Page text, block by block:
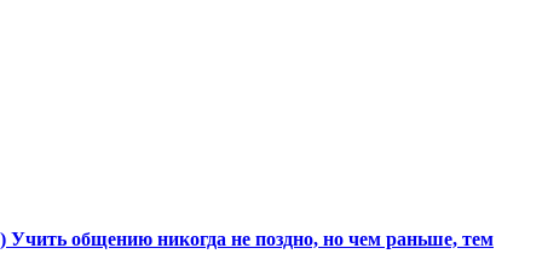
общению никогда не поздно, но чем раньше, тем